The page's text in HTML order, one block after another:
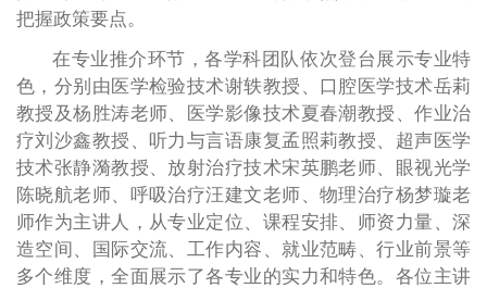
把握政策要点。
在专业推介环节，各学科团队依次登台展示专业特
色，分别由医学检验技术谢轶教授、口腔医学技术岳莉
教授及杨胜涛老师、医学影像技术夏春潮教授、作业治
疗刘沙鑫教授、听力与言语康复孟照莉教授、超声医学
技术张静漪教授、放射治疗技术宋英鹏老师、眼视光学
陈晓航老师、呼吸治疗汪建文老师、物理治疗杨梦璇老
师作为主讲人，从专业定位、课程安排、师资力量、深
造空间、国际交流、工作内容、就业范畴、行业前景等
多个维度，全面展示了各专业的实力和特色。各位主讲